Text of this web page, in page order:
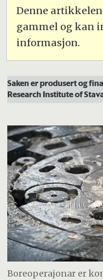
Denne
gammel og kan
informasjon.
Saken er produsert og
Research Institute of
Boreoperajonar er